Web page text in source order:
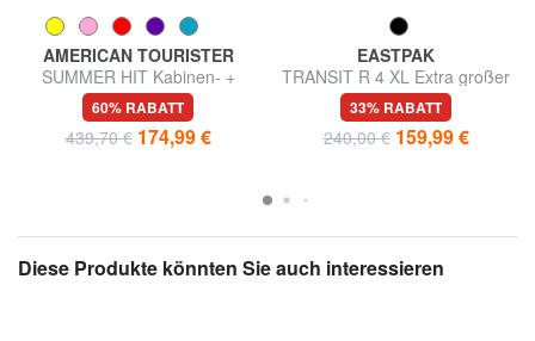
AMERICAN TOURISTER
SUMMER HIT Kabinen- +
Mittel- + Groß-Trolley-Set
60% RABATT
439,70 € 174,99 €
EASTPAK
TRANSIT R 4 XL Extra großer
Trolley
33% RABATT
240,00 € 159,99 €
Diese Produkte könnten Sie auch interessieren